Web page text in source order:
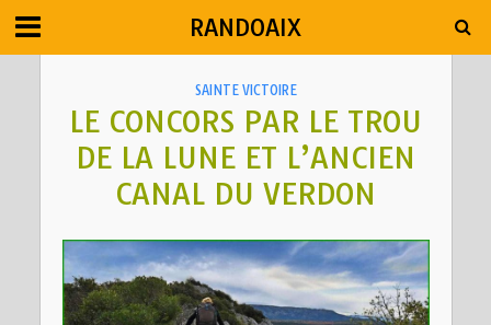
RANDOAIX
SAINTE VICTOIRE
LE CONCORS PAR LE TROU
DE LA LUNE ET L’ANCIEN
CANAL DU VERDON